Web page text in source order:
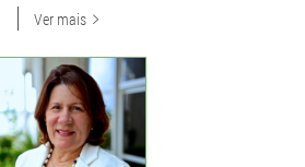
Ver mais